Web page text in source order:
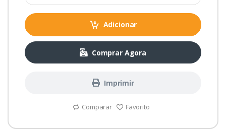
Adicionar
Comprar Agora
Imprimir
Comparar Favorito